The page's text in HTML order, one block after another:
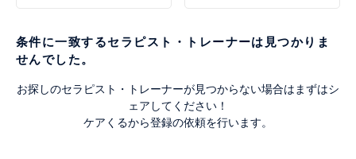
条件に一致するセラピスト・トレーナーは見つかりま
せんでした。
お探しのセラピスト・トレーナーが見つからない場合はまずはシ
ェアしてください！
ケアくるから登録の依頼を行います。